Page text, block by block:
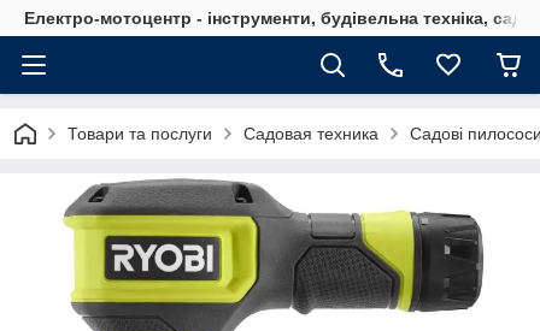
Електро-мотоцентр - інструменти, будівельна техніка,
Товари та послуги Садовая техника Садові